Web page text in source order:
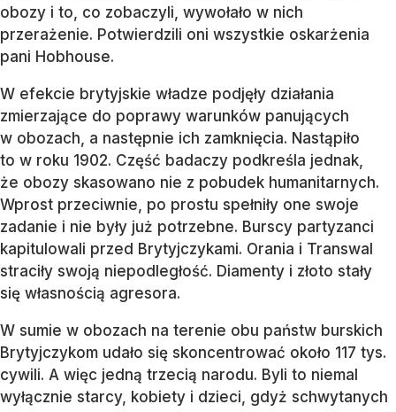
obozy i to, co zobaczyli, wywołało w nich
przerażenie. Potwierdzili oni wszystkie oskarżenia
pani Hobhouse.
W efekcie brytyjskie władze podjęły działania
zmierzające do poprawy warunków panujących
w obozach, a następnie ich zamknięcia. Nastąpiło
to w roku 1902. Część badaczy podkreśla jednak,
że obozy skasowano nie z pobudek humanitarnych.
Wprost przeciwnie, po prostu spełniły one swoje
zadanie i nie były już potrzebne. Burscy partyzanci
kapitulowali przed Brytyjczykami. Orania i Transwal
straciły swoją niepodległość. Diamenty i złoto stały
się własnością agresora.
W sumie w obozach na terenie obu państw burskich
Brytyjczykom udało się skoncentrować około 117 tys.
cywili. A więc jedną trzecią narodu. Byli to niemal
wyłącznie starcy, kobiety i dzieci, gdyż schwytanych